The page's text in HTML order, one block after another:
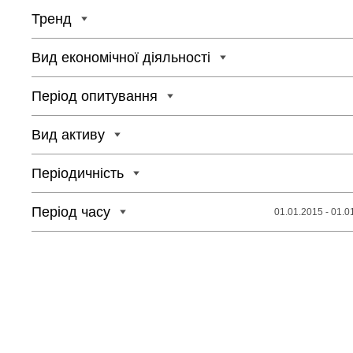
Тренд
Вид економічної діяльності
Період опитування
Вид активу
Періодичність
Період часу 01.01.2015 -